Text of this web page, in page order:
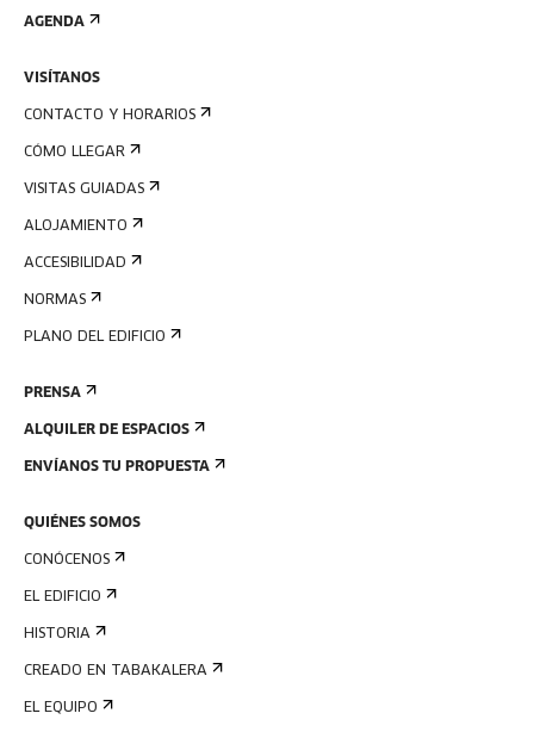
AGENDA
VISÍTANOS
CONTACTO Y HORARIOS
CÓMO LLEGAR
VISITAS GUIADAS
ALOJAMIENTO
ACCESIBILIDAD
NORMAS
PLANO DEL EDIFICIO
PRENSA
ALQUILER DE ESPACIOS
ENVÍANOS TU PROPUESTA
QUIÉNES SOMOS
CONÓCENOS
EL EDIFICIO
HISTORIA
CREADO EN TABAKALERA
EL EQUIPO